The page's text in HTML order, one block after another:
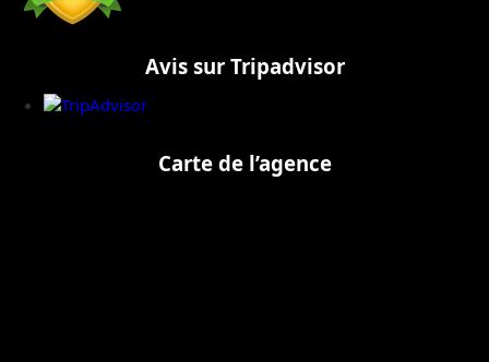
Avis sur Tripadvisor
Carte de l’agence